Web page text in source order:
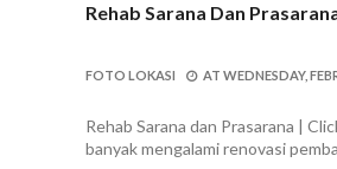
Rehab Sarana Dan
FOTO LOKASI AT WEDNESDAY,
Rehab Sarana dan Prasarana |
banyak mengalami renovasi